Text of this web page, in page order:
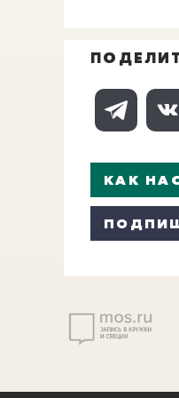
КАК